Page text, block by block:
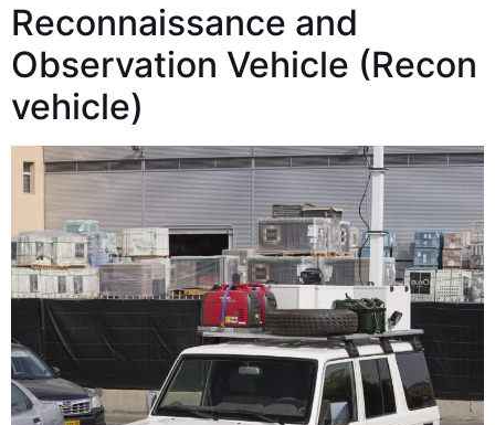
Reconnaissance and
Observation Vehicle‭ (‬Recon
vehicle‭)